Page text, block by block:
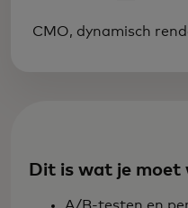
CMO, dynamisch
Dit is wat je moet